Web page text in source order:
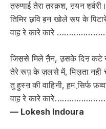
त़रुणाई तेरा त़रक़श, ऩयन श़र्वरी।
तिमिर छ़वि ब़न खोले रूप के
वाह़ रे कारे कारे
जिस़से मिले नै़न, उ़सके दिऩ कटे
तेरे रूप़ के ज़लसे में, मिल़ता नही़
तु हुस्ऩ की वाहिनी, ह़म सि़र्फ
वाह़ रे कारे कारे…………………
— Lokesh Indoura